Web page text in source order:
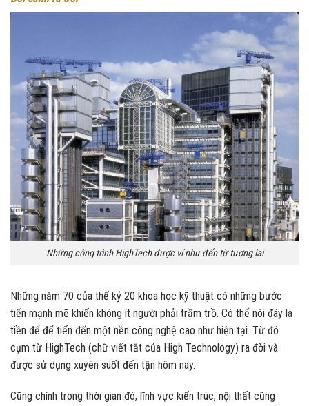
Những công trình HighTech được ví như đến từ tương lai
Những năm 70 của thế kỷ 20 khoa học kỹ thuật có những bước
tiến mạnh mẽ khiến không ít người phải trầm trồ. Có thể nói đây là
tiền để để tiến đến một nền công nghệ cao như hiện tại. Từ đó
cụm từ HighTech (chữ viết tắt của High Technology) ra đời và
được sử dụng xuyên suốt đến tận hôm nay.
Cũng chính trong thời gian đó, lĩnh vực kiến trúc, nội thất cũng